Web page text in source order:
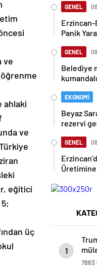
GENEL
Erzincan-
Panik
GENEL
Belediye
EKONOMİ
Beyaz
rezervi
GENEL
Üretimine
1
7863